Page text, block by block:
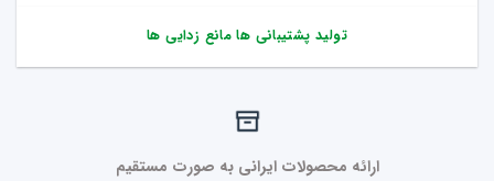
تولید پشتیبانی ها مانع زدایی ها
ارائه محصولات ایرانی به صورت مستقیم